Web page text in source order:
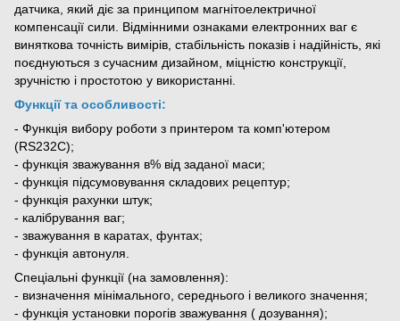
датчика, який діє за принципом магнітоелектричної
компенсації сили. Відмінними ознаками електронних ваг є
виняткова точність вимірів, стабільність показів і надійність, які
поєднуються з сучасним дизайном, міцністю конструкції,
зручністю і простотою у використанні.
Функції та особливості:
- Функція вибору роботи з принтером та комп'ютером
(RS232C);
- функція зважування в% від заданої маси;
- функція підсумовування складових рецептур;
- функція рахунки штук;
- калібрування ваг;
- зважування в каратах, фунтах;
- функція автонуля.
Спеціальні функції (на замовлення):
- визначення мінімального, середнього і великого значення;
- функція установки порогів зважування ( дозування);